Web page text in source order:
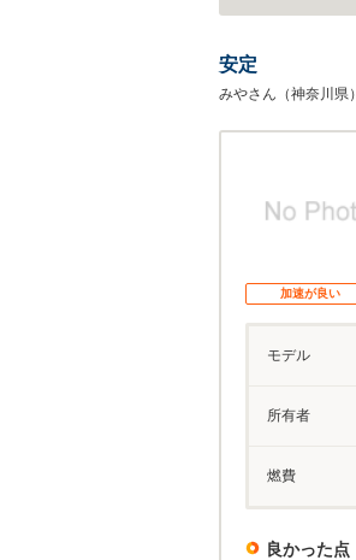
安定
みやさん（神奈川県）
加速が良い
モデル
所有者
燃費
良かった点